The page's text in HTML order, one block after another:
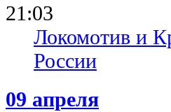
21:03
Локомотив и
России
09 апреля